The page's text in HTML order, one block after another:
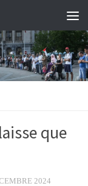
que
2024